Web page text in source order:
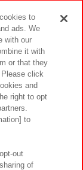
ポリシー
方針と検証結果
・お問い合わせ
to
ads. We
with our
it with
or that they
click
and
right to opt
to
out
of